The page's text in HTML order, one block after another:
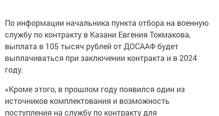
По информации начальника пункта отбора на военную
службу по контракту в Казани Евгения Токмакова,
выплата в 105 тысяч рублей от ДОСААФ будет
выплачиваться при заключении контракта и в 2024
году.
«Кроме этого, в прошлом году появился один из
источников комплектования и возможность
поступления на службу по контракту для